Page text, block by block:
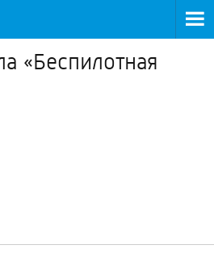
«Беспилотная